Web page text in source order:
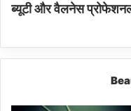
ब्यूटी और वैलनेस